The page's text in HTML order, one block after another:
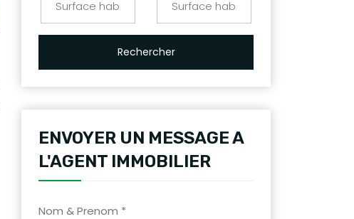
Rechercher
ENVOYER UN MESSAGE A
L'AGENT IMMOBILIER
Nom & Prenom *